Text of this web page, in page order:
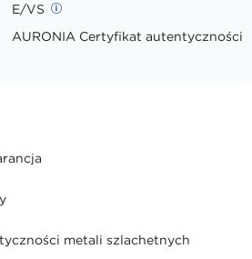
E/VS
AURONIA Certyfikat autentyczności
metali szlachetnych